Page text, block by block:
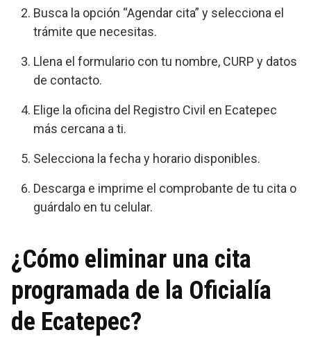
Busca la opción “Agendar cita” y selecciona el
trámite que necesitas.
Llena el formulario con tu nombre, CURP y datos
de contacto.
Elige la oficina del Registro Civil en Ecatepec
más cercana a ti.
Selecciona la fecha y horario disponibles.
Descarga e imprime el comprobante de tu cita o
guárdalo en tu celular.
¿Cómo eliminar una cita
programada de la Oficialía
de Ecatepec?